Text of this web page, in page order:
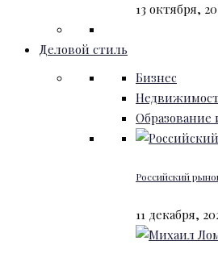
13 октября,
Деловой стиль
Бизнес
Образование
Российский
11 декабря,